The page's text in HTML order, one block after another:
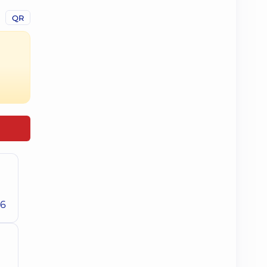
QR